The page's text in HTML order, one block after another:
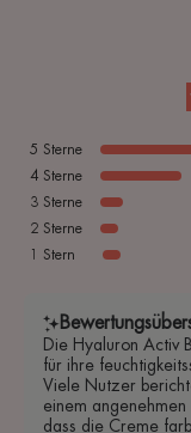
5 Sterne
4 Sterne
3 Sterne
2 Sterne
1 Stern
Die Hyaluron Activ
für ihre
Viele Nutzer
einem angenehmen
dass die Creme